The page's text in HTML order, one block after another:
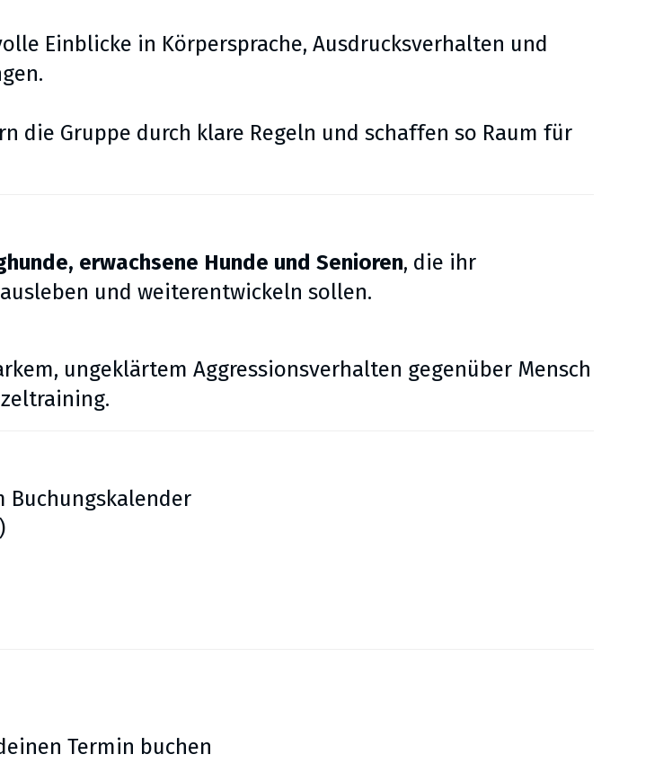
Einblicke in Körpersprache, Ausdrucksverhalten und
die Gruppe durch klare Regeln und schaffen so Raum für
erwachsene Hunde und Senioren, die ihr
und weiterentwickeln sollen.
ungeklärtem Aggressionsverhalten gegenüber Mensch
Buchungskalender
Termin buchen